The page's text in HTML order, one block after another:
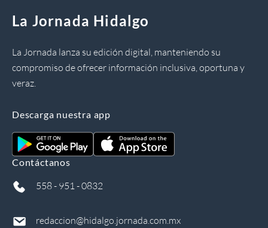
La Jornada Hidalgo
La Jornada lanza su edición digital, manteniendo su
compromiso de ofrecer información inclusiva, oportuna y
veraz.
Descarga nuestra app
Contáctanos
558 - 951 - 0832
redaccion@hidalgo.jornada.com.mx